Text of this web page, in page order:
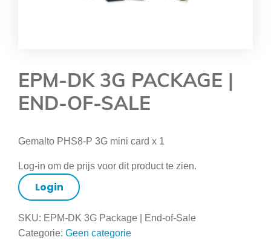
EPM-DK 3G PACKAGE |
END-OF-SALE
Gemalto PHS8-P 3G mini card x 1
Log-in om de prijs voor dit product te zien.
Login
SKU: EPM-DK 3G Package | End-of-Sale
Categorie: Geen categorie